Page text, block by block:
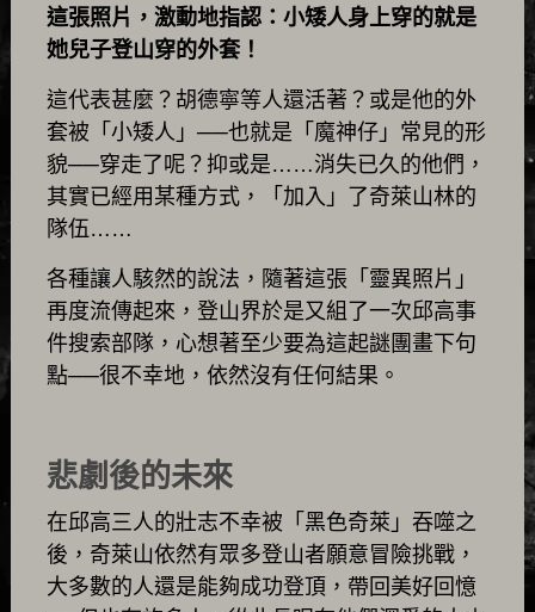
這張照片，激動地指認：小矮人身上穿的就是
她兒子登山穿的外套！
這代表甚麼？胡德寧等人還活著？或是他的外
套被「小矮人」──也就是「魔神仔」常見的形
貌──穿走了呢？抑或是……消失已久的他們，
其實已經用某種方式，「加入」了奇萊山林的
隊伍……
各種讓人駭然的說法，隨著這張「靈異照片」
再度流傳起來，登山界於是又組了一次邱高事
件搜索部隊，心想著至少要為這起謎團畫下句
點──很不幸地，依然沒有任何結果。
悲劇後的未來
在邱高三人的壯志不幸被「黑色奇萊」吞噬之
後，奇萊山依然有眾多登山者願意冒險挑戰，
大多數的人還是能夠成功登頂，帶回美好回憶